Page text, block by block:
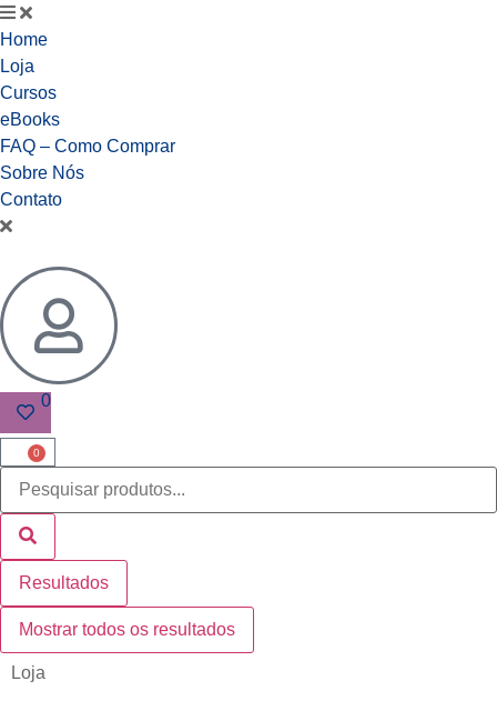
Home
Loja
Cursos
eBooks
FAQ – Como Comprar
Sobre Nós
Contato
0
0
Resultados
Mostrar todos os resultados
Loja